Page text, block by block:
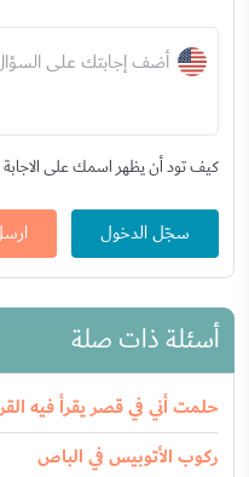
أضف إجابتك على
كيف تود أن يظهر اسمك على
سجّل الدخول
أسئلة ذات صلة
حلمت أني في قصر يقرأ فيه
ركوب الأتوبيس في الباص